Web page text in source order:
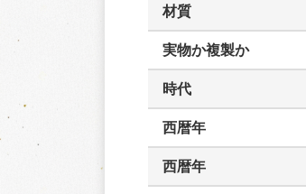
材質
実物か複製か
時代
西暦年
西暦年